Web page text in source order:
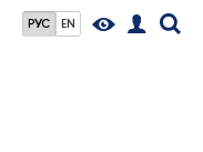
РУС EN